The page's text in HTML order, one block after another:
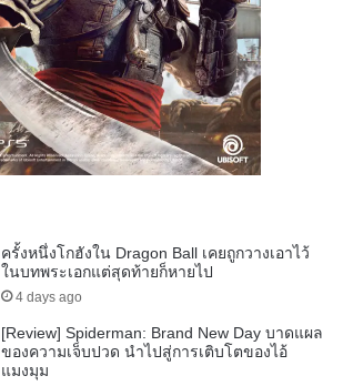
ครั้งหนึ่งโกฮังใน Dragon Ball เคยถูกวางเอาไว้
ในบทพระเอกแต่สุดท้ายก็หายไป
4 days ago
[Review] Spiderman: Brand New Day บาดแผล
ของความเจ็บปวด นำไปสู่การเติบโตของไอ้
แมงมุม